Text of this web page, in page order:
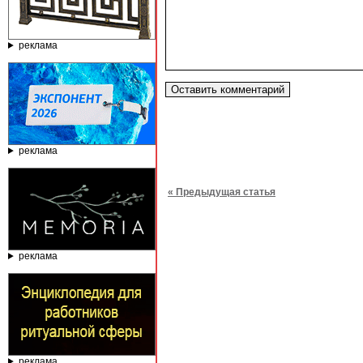
реклама
реклама
реклама
« Предыдущая статья